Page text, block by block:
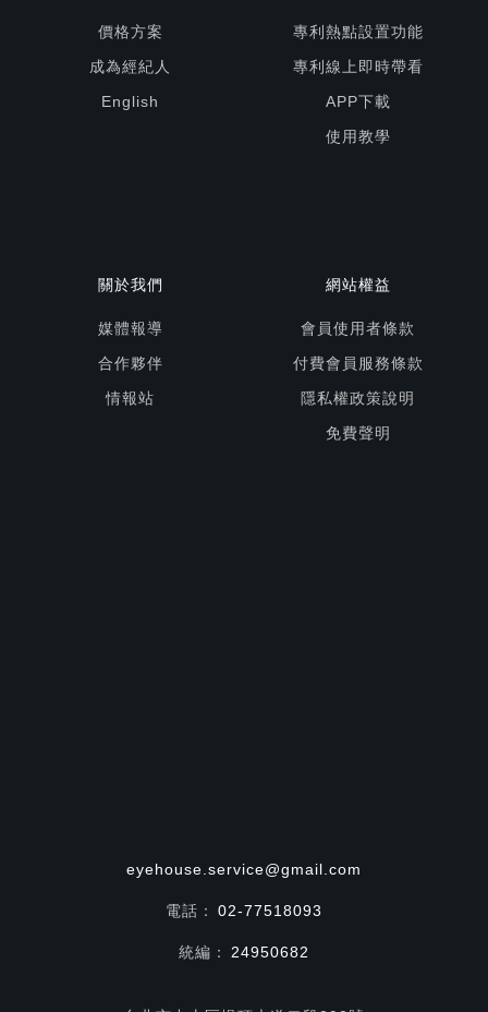
價格方案
成為經紀人
English
專利熱點設置功能
專利線上即時帶看
APP下載
使用教學
關於我們
媒體報導
合作夥伴
情報站
網站權益
會員使用者條款
付費會員服務條款
隱私權政策說明
免費聲明
eyehouse.service@gmail.com
電話： 02-77518093
統編： 24950682